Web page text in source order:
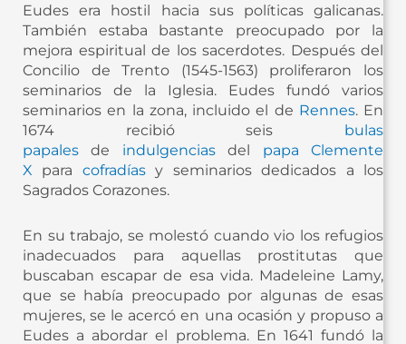
Eudes era hostil hacia sus políticas galicanas.
También estaba bastante preocupado por la
mejora espiritual de los sacerdotes. Después del
Concilio de Trento (1545-1563) proliferaron los
seminarios de la Iglesia. Eudes fundó varios
seminarios en la zona, incluido el de Rennes. En
1674 recibió seis bulas
papales de indulgenciasdel papa Clemente
X para cofradíasy seminarios dedicados a los
Sagrados Corazones.
En su trabajo, se molestó cuando vio los refugios
inadecuados para aquellas prostitutas que
buscaban escapar de esa vida. Madeleine Lamy,
que se había preocupado por algunas de esas
mujeres, se le acercó en una ocasión y propuso a
Eudes a abordar el problema. En 1641 fundó la